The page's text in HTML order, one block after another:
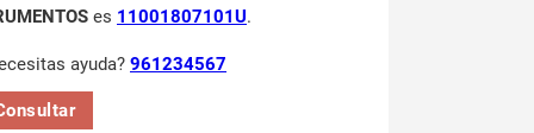
es 11001807101U.
ayuda? 961234567